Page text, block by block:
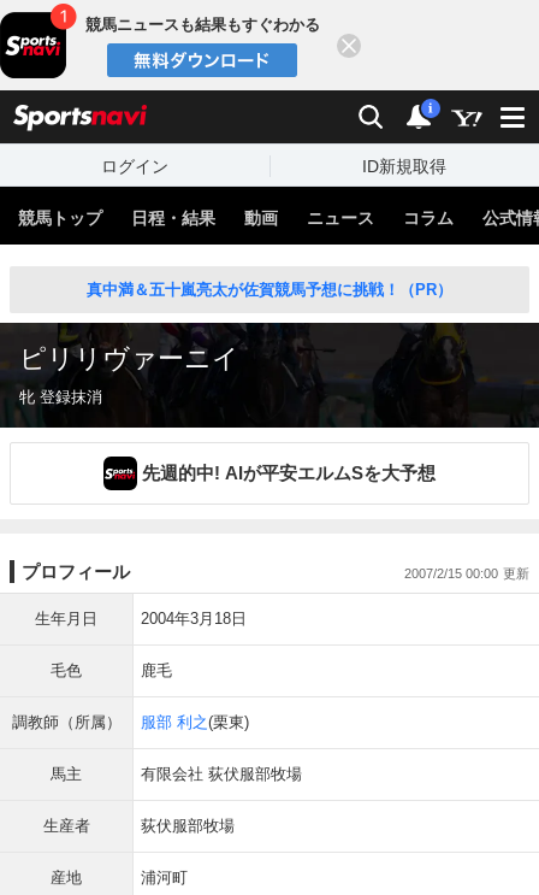
競馬ニュースも結果もすぐわかる
検索 通知
i
ログイン ID新規取得
競馬トップ 日程・結果 動画 ニュース コラム 公式情
真中満＆五十嵐亮太が佐賀競馬予想に挑戦！（PR）
ピリリヴァーニイ
牝 登録抹消
先週的中! AIが平安エルムSを大予想
プロフィール 2007/2/15 00:00
生年月日 2004年3月18日
毛色 鹿毛
調教師（所属） 服部 利之(栗東)
馬主 有限会社 荻伏服部牧場
生産者 荻伏服部牧場
産地 浦河町